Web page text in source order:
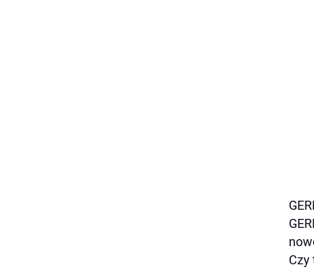
Czy